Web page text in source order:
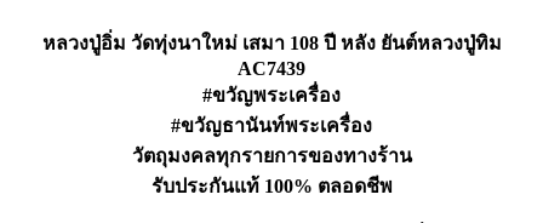
หลวงปู่อิ่ม วัดทุ่งนาใหม่ เสมา 108 ปี หลัง ยันต์หลวงปู่ทิม
AC7439
#ขวัญพระเครื่อง
#ขวัญธานันท์พระเครื่อง
วัตถุมงคลทุกรายการของทางร้าน
รับประกันแท้ 100% ตลอดชีพ